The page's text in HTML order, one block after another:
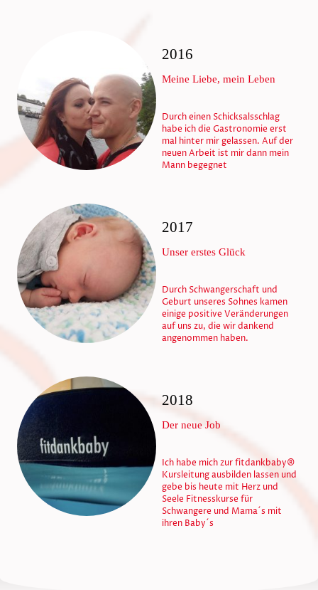
2016
Meine Liebe, mein Leben
Durch einen Schicksalsschlag
habe ich die Gastronomie erst
mal hinter mir gelassen. Auf der
neuen Arbeit ist mir dann mein
Mann begegnet
2017
Unser erstes Glück
Durch Schwangerschaft und
Geburt unseres Sohnes kamen
einige positive Veränderungen
auf uns zu, die wir dankend
angenommen haben.
2018
Der neue Job
Ich habe mich zur fitdankbaby®
Kursleitung ausbilden lassen und
gebe bis heute mit Herz und
Seele Fitnesskurse für
Schwangere und Mama´s mit
ihren Baby´s